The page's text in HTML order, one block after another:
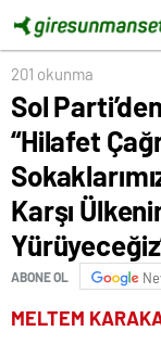
Yürüyeceğiz”
201 okunma
Sol
“Hilafet
Karşı
ABONE OL
MELTEM